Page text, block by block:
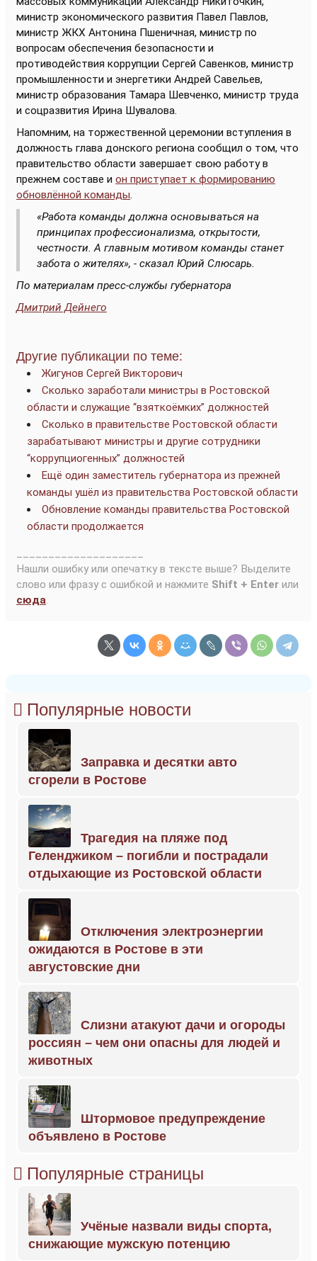
министр экономического развития Павел Павлов,
министр ЖКХ Антонина Пшеничная, министр по
вопросам обеспечения безопасности и
противодействия коррупции Сергей Савенков, министр
промышленности и энергетики Андрей Савельев,
министр образования Тамара Шевченко, министр труда
и соцразвития Ирина Шувалова.
Напомним, на торжественной церемонии вступления в
должность глава донского региона сообщил о том, что
правительство области завершает свою работу в
прежнем составе и он приступает к формированию
обновлённой команды.
«Работа команды должна основываться на
принципах профессионализма, открытости,
честности. А главным мотивом команды станет
забота о жителях», - сказал Юрий Слюсарь.
По материалам пресс-службы губернатора
Дмитрий Дейнего
Другие публикации по теме:
Жигунов Сергей Викторович
Сколько заработали министры в Ростовской
области и служащие “взяткоёмких” должностей
Сколько в правительстве Ростовской области
зарабатывают министры и другие сотрудники
“коррупциогенных” должностей
Ещё один заместитель губернатора из прежней
команды ушёл из правительства Ростовской области
Обновление команды правительства Ростовской
области продолжается
Нашли ошибку или опечатку в тексте выше? Выделите
слово или фразу с ошибкой и нажмите Shift + Enter или
сюда.
Популярные новости
Заправка и десятки авто
сгорели в Ростове
Трагедия на пляже под
Геленджиком – погибли и пострадали
отдыхающие из Ростовской области
Отключения электроэнергии
ожидаются в Ростове в эти
августовские дни
Слизни атакуют дачи и огороды
россиян – чем они опасны для людей и
животных
Штормовое предупреждение
объявлено в Ростове
Популярные страницы
Учёные назвали виды спорта,
снижающие мужскую потенцию